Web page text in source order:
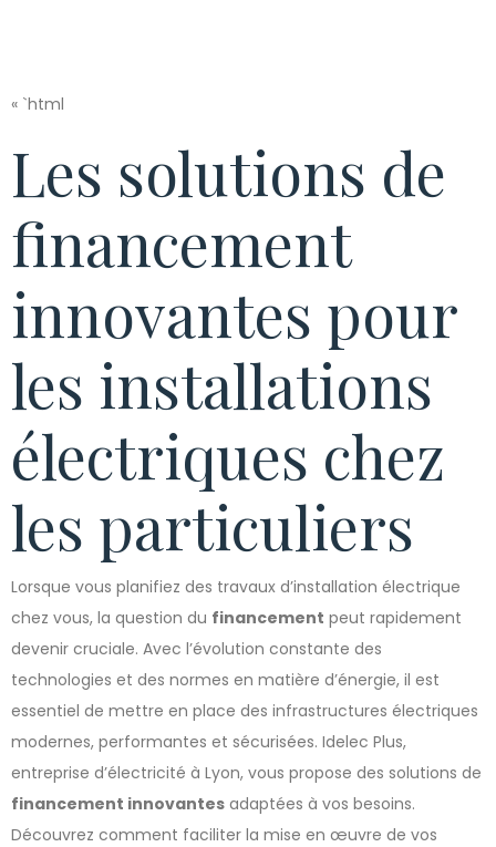
« `html
Les solutions de
financement
innovantes pour
les installations
électriques chez
les particuliers
Lorsque vous planifiez des travaux d’installation électrique
chez vous, la question du financement peut rapidement
devenir cruciale. Avec l’évolution constante des
technologies et des normes en matière d’énergie, il est
essentiel de mettre en place des infrastructures électriques
modernes, performantes et sécurisées. Idelec Plus,
entreprise d’électricité à Lyon, vous propose des solutions de
financement innovantes adaptées à vos besoins.
Découvrez comment faciliter la mise en œuvre de vos